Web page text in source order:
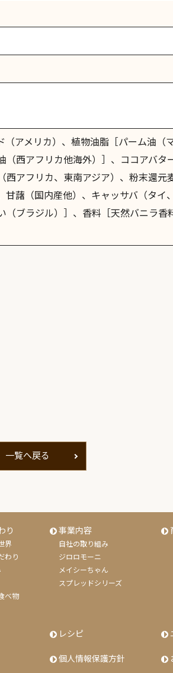
アメリカ）、植物油脂［パーム油（
（西アフリカ他海外）］、ココアバタ
西アフリカ、東南アジア）、粉末還元
甘藷（国内産他）、キャッサバ（タイ
（ブラジル）］、香料［天然バニラ香
一覧へ戻る
り
界
わり
べ物
事業内容
自社の取り組み
ジロロモーニ
メイシーちゃん
スプレッドシリーズ
レシピ
個人情報保護方針